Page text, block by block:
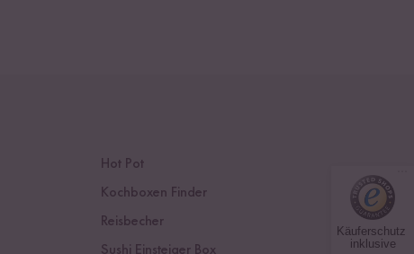
Hot Pot
Kochboxen Finder
Reisbecher
Sushi Einsteiger Box
Käuferschutz
inklusive